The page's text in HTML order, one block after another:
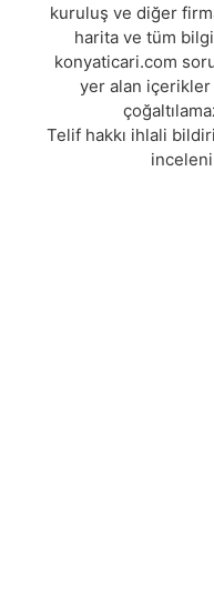
kuruluş ve diğer
harita ve tüm
konyaticari.com
yer alan
Telif hakkı ihlali